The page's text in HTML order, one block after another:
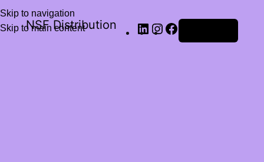
Skip to navigation
Skip to main content
NSF Distribution